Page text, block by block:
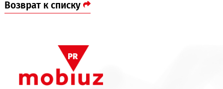
приложении компании и стал участником акции. Выиграл
У каждого победителя акции «Удачный платеж»
история успеха, связанная с Mobiuz. Мобильный
минимум подарил им радость и положительные
многим оказывает содействие в достижении их мечты и